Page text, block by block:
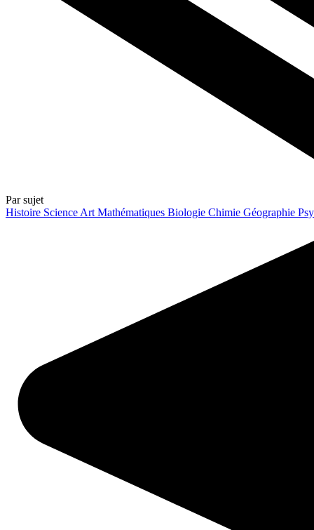
Par sujet
Histoire Science Art Mathématiques Biologie Chimie Géographie